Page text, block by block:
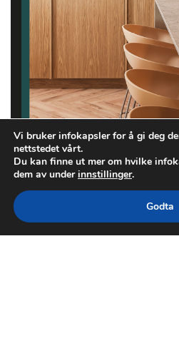
Vi bruker infokapsler for å gi deg
nettstedet vårt.
Du kan finne ut mer om hvilke
dem av underinnstillinger.
Godta